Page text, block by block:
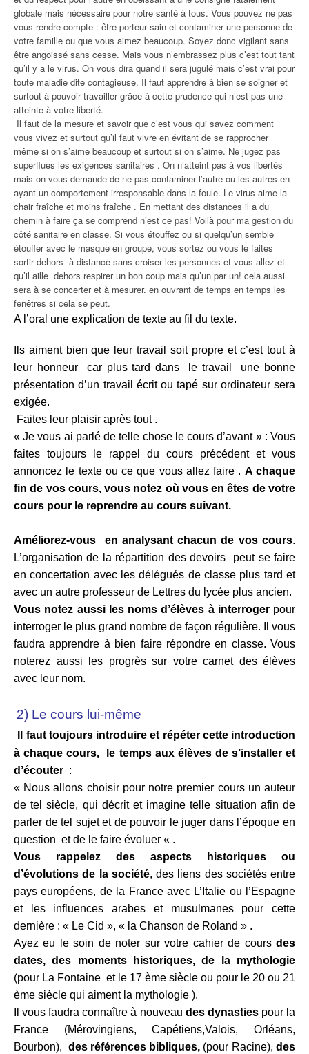
globale mais nécessaire pour notre santé à tous. Vous pouvez ne pas
vous rendre compte : être porteur sain et contaminer une personne de
votre famille ou que vous aimez beaucoup. Soyez donc vigilant sans
être angoissé sans cesse. Mais vous n’embrassez plus c’est tout tant
qu’il y a le virus. On vous dira quand il sera jugulé mais c’est vrai pour
toute maladie dite contagieuse. Il faut apprendre à bien se soigner et
surtout à pouvoir travailler grâce à cette prudence qui n’est pas une
atteinte à votre liberté.
Il faut de la mesure et savoir que c’est vous qui savez comment
vous vivez et surtout qu’il faut vivre en évitant de se rapprocher
même si on s’aime beaucoup et surtout si on s’aime. Ne jugez pas
superflues les exigences sanitaires . On n’atteint pas à vos libertés
mais on vous demande de ne pas contaminer l’autre ou les autres en
ayant un comportement irresponsable dans la foule. Le virus aime la
chair fraîche et moins fraîche . En mettant des distances il a du
chemin à faire ça se comprend n’est ce pas! Voilà pour ma gestion du
côté sanitaire en classe. Si vous étouffez ou si quelqu’un semble
étouffer avec le masque en groupe, vous sortez ou vous le faites
sortir dehors à distance sans croiser les personnes et vous allez et
qu’il aille dehors respirer un bon coup mais qu’un par un! cela aussi
sera à se concerter et à mesurer. en ouvrant de temps en temps les
fenêtres si cela se peut.
A l’oral une explication de texte au fil du texte.
Ils aiment bien que leur travail soit propre et c’est tout à
leur honneur car plus tard dans le travail une bonne
présentation d’un travail écrit ou tapé sur ordinateur sera
exigée.
Faites leur plaisir après tout .
« Je vous ai parlé de telle chose le cours d’avant » : Vous
faites toujours le rappel du cours précédent et vous
annoncez le texte ou ce que vous allez faire . A chaque
fin de vos cours, vous notez où vous en êtes de votre
cours pour le reprendre au cours suivant.
Améliorez-vous en analysant chacun de vos cours.
L’organisation de la répartition des devoirs peut se faire
en concertation avec les délégués de classe plus tard et
avec un autre professeur de Lettres du lycée plus ancien.
Vous notez aussi les noms d’élèves à interroger pour
interroger le plus grand nombre de façon régulière. Il vous
faudra apprendre à bien faire répondre en classe. Vous
noterez aussi les progrès sur votre carnet des élèves
avec leur nom.
2) Le cours lui-même
Il faut toujours introduire et répéter cette introduction
à chaque cours, le temps aux élèves de s’installer et
d’écouter :
« Nous allons choisir pour notre premier cours un auteur
de tel siècle, qui décrit et imagine telle situation afin de
parler de tel sujet et de pouvoir le juger dans l’époque en
question et de le faire évoluer « .
Vous rappelez des aspects historiques ou
d’évolutions de la société, des liens des sociétés entre
pays européens, de la France avec L’Italie ou l’Espagne
et les influences arabes et musulmanes pour cette
dernière : « Le Cid », « la Chanson de Roland » .
Ayez eu le soin de noter sur votre cahier de cours des
dates, des moments historiques, de la mythologie
(pour La Fontaine et le 17 ème siècle ou pour le 20 ou 21
ème siècle qui aiment la mythologie ).
Il vous faudra connaître à nouveau des dynastiespour la
France (Mérovingiens, Capétiens,Valois, Orléans,
Bourbon), des références bibliques, (pour Racine),des